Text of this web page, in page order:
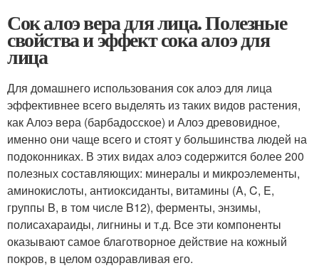
Сок алоэ вера для лица. Полезные
свойства и эффект сока алоэ для
лица
Для домашнего использования сок алоэ для лица
эффективнее всего выделять из таких видов растения,
как Алоэ вера (барбадосское) и Алоэ древовидное,
именно они чаще всего и стоят у большинства людей на
подоконниках. В этих видах алоэ содержится более 200
полезных составляющих: минералы и микроэлементы,
аминокислоты, антиоксиданты, витамины (A, C, E,
группы B, в том числе B12), ферменты, энзимы,
полисахараиды, лигнины и т.д. Все эти компоненты
оказывают самое благотворное действие на кожный
покров, в целом оздоравливая его.